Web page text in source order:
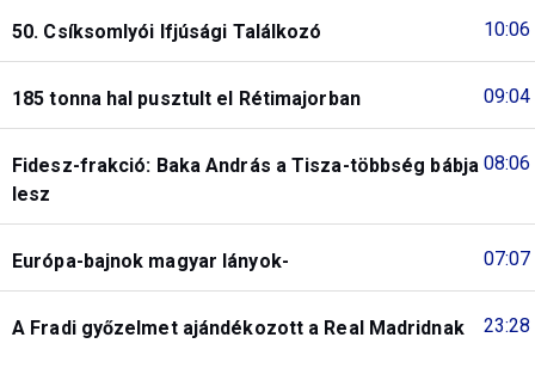
10:06
50. Csíksomlyói Ifjúsági Találkozó
09:04
185 tonna hal pusztult el Rétimajorban
08:06
Fidesz-frakció: Baka András a Tisza-többség bábja
lesz
07:07
Európa-bajnok magyar lányok-
23:28
A Fradi győzelmet ajándékozott a Real Madridnak